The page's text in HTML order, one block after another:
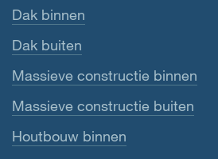
Dak binnen
Dak buiten
Massieve constructie binnen
Massieve constructie buiten
Houtbouw binnen